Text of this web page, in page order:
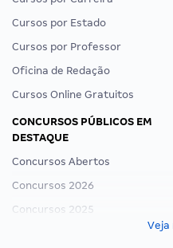
Cursos por Estado
Cursos por Professor
Oficina de Redação
Cursos Online Gratuitos
CONCURSOS PÚBLICOS EM
DESTAQUE
Concursos Abertos
Concursos 2026
Concursos 2025
Veja